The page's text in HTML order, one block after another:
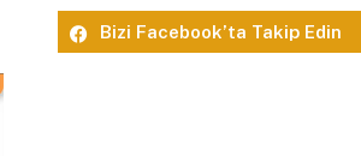
Bizi Facebook’ta Takip Edin